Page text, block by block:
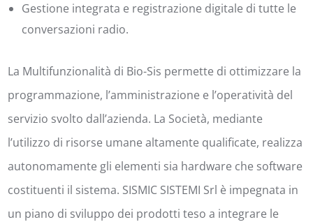
Gestione integrata e registrazione digitale di tutte le
conversazioni radio.
La Multifunzionalità di Bio-Sis permette di ottimizzare la
programmazione, l’amministrazione e l’operatività del
servizio svolto dall’azienda. La Società, mediante
l’utilizzo di risorse umane altamente qualificate, realizza
autonomamente gli elementi sia hardware che software
costituenti il sistema. SISMIC SISTEMI Srl è impegnata in
un piano di sviluppo dei prodotti teso a integrare le